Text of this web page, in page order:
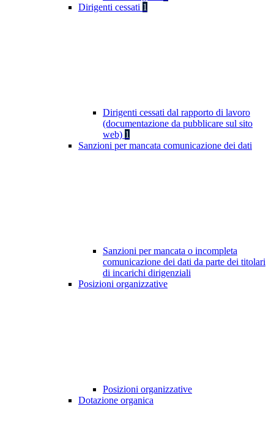
Dirigenti cessati 1
Dirigenti cessati dal rapporto di lavoro
(documentazione da pubblicare sul sito
web) 1
Sanzioni per mancata comunicazione dei dati
Sanzioni per mancata o incompleta
comunicazione dei dati da parte dei titolari
di incarichi dirigenziali
Posizioni organizzative
Posizioni organizzative
Dotazione organica